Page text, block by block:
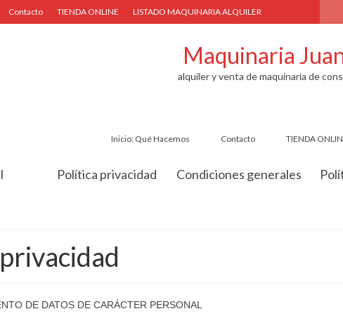
Contacto TIENDA ONLINE LISTADO MAQUINARIA ALQUILER
Maquinaria
alquiler y venta de maquinaria de
Inicio: Qué Hacemos Contacto TIENDA
Política privacidad Condiciones generales
DE DATOS DE CARÁCTER PERSONAL